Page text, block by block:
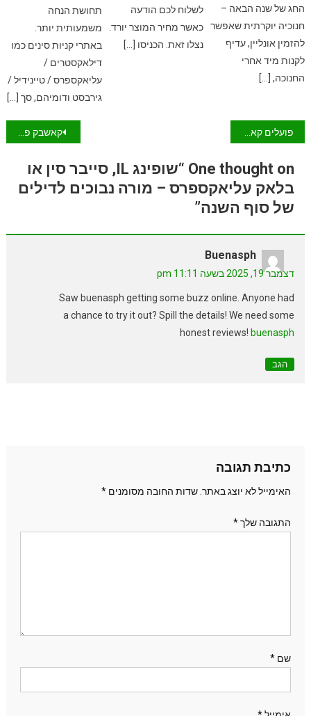
תחושת הנחה
משמעותית יותר.
באתרי קניות סינים כמו
דילאקסטרים /
עליאקספרס / טיינידיל /
גירבסט ודומיהם, סך […]
לשלוח לכם הודעה
כאשר מחיר המוצר יורד.
נצלו זאת. הכניסו […]
החג של שנה הבאה –
חנוכיה יוקרתית שאפשר
להזמין אונליין, עדיף
לקנות מיד אחרי
החנוכה, […]
ניווט קאשבק פלוס סגר את שעריו פועלים קאשבק – האם זה אותו שירות Cashback שאנחנו מכירים?
One thought on “שופינג IL, סייבר סין או
בלאק עליאקספרס – מורה נבוכים לדילים
של סוף השנה”
Buenasph
דצמבר 19, 2025 בשעה 11:11 pm
Saw buenasph getting some buzz online. Anyone had
a chance to try it out? Spill the details! We need some
honest reviews! buenasph
הגב
כתיבת תגובה
האימייל לא יוצג באתר.שדות החובה מסומנים *
התגובה שלך*
שם *